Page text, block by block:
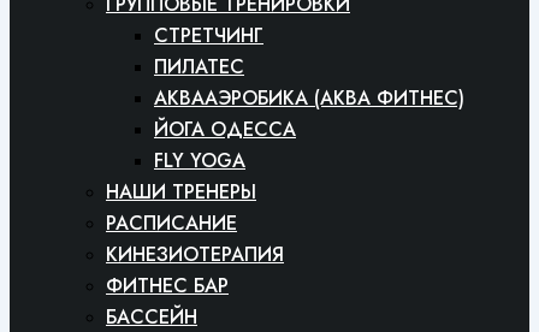
СТРЕТЧИНГ
ПИЛАТЕС
АКВААЭРОБИКА (АКВА ФИТНЕС)
ЙОГА ОДЕССА
FLY YOGA
НАШИ ТРЕНЕРЫ
РАСПИСАНИЕ
КИНЕЗИОТЕРАПИЯ
ФИТНЕС БАР
БАССЕЙН